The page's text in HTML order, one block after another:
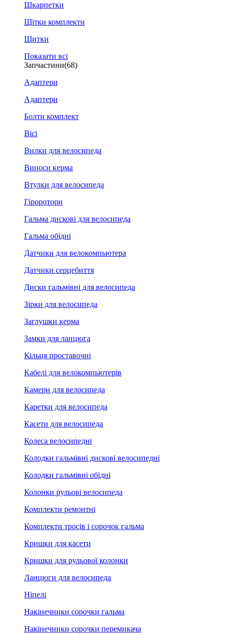
Шкарпетки
Щітки комплекти
Щитки
Показати всі
Запчастини(68)
Адаптери
Адаптери
Болти комплект
Вісі
Вилки для велосипеда
Виноси керма
Втулки для велосипеда
Гіроротори
Гальма дискові для велосипеда
Гальма обідні
Датчики для велокомпьютера
Датчики серцебиття
Диски гальмівні для велосипеда
Зірки для велосипеда
Заглушки керма
Замки для ланцюга
Кільця проставочні
Кабелі для велокомпьютерів
Камери для велосипеда
Каретки для велосипеда
Касети для велосипеда
Колеса велосипедні
Колодки гальмівні дискові велосипедні
Колодки гальмівні обідні
Колонки рульові велосипеда
Комплекти ремонтні
Комплекти тросів і сорочок гальма
Кришки для касети
Кришки для рульової колонки
Ланцюги для велосипеда
Ніпелі
Накінечники сорочки гальма
Накінечники сорочки перемикача